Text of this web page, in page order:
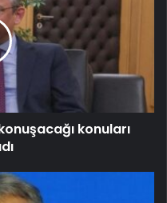
konuları